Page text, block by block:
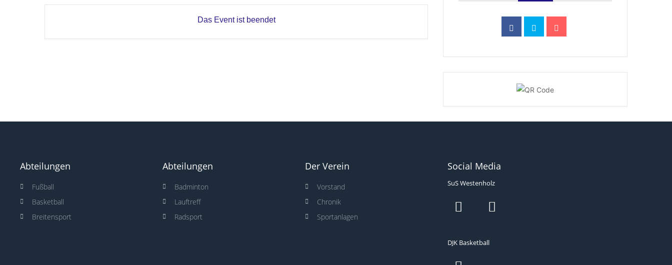
Das Event ist beendet
Abteilungen
Fußball
Basketball
Breitensport
Abteilungen
Badminton
Lauftreff
Radsport
Der Verein
Vorstand
Chronik
Sportanlagen
Social Media
SuS Westenholz
DJK Basketball